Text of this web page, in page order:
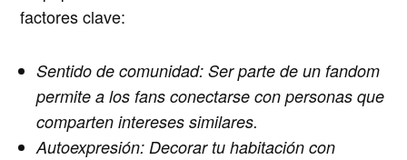
factores clave:
Sentido de comunidad: Ser parte de un fandom
permite a los fans conectarse con personas que
comparten intereses similares.
Autoexpresión: Decorar tu habitación con